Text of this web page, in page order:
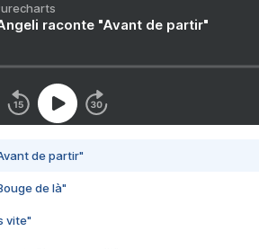
raconte "Avant de partir"
de partir"
de là"
vite"